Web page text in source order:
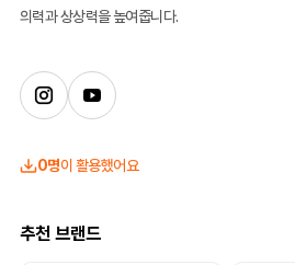
의력과 상상력을 높여줍니다.
0명이 활용했어요
추천 브랜드